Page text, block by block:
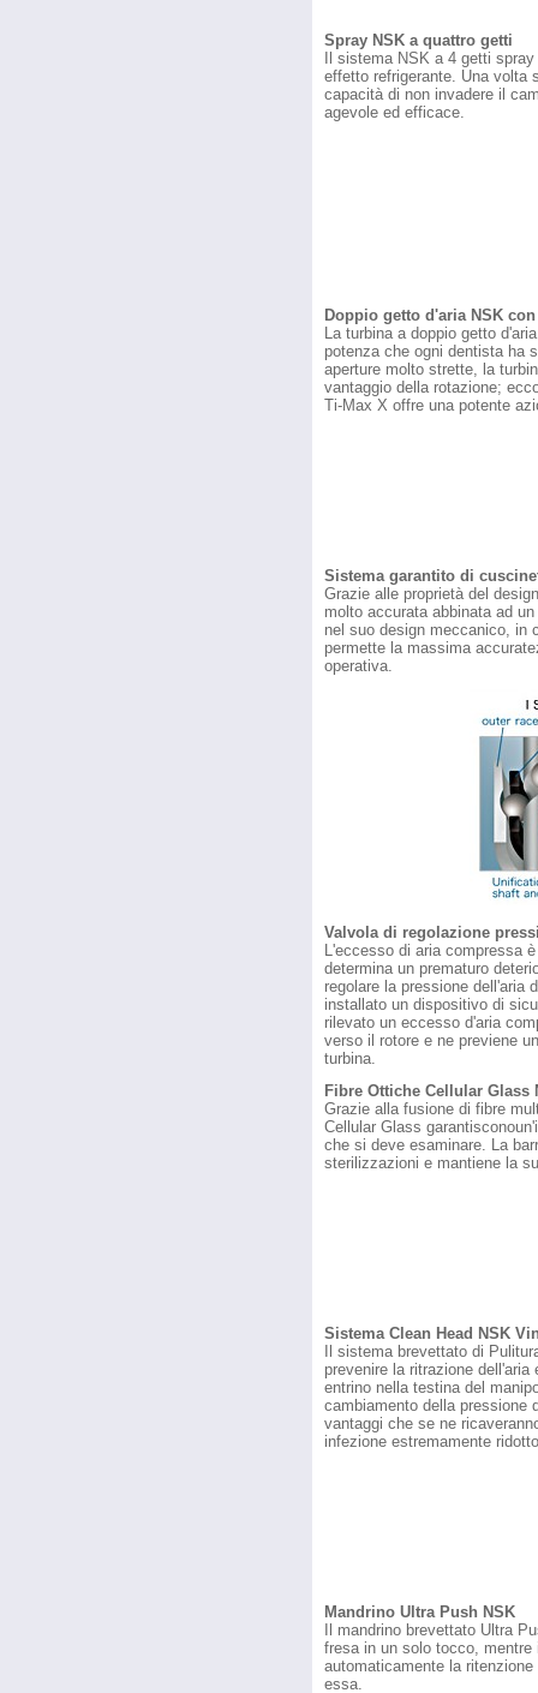
Spray NSK a quattro getti
Il sistema NSK a 4 getti
effetto refrigerante. Una volta
capacità di non invadere il
agevole ed efficace.
Doppio getto d'aria NSK
La turbina a doppio getto
potenza che ogni dentista ha
aperture molto strette, la
vantaggio della rotazione;
Ti-Max X offre una potente
Sistema garantito di
Grazie alle proprietà del
molto accurata abbinata ad
nel suo design meccanico, in
permette la massima
operativa.
Valvola di regolazione
L'eccesso di aria compressa
determina un prematuro
regolare la pressione dell'aria
installato un dispositivo di
rilevato un eccesso d'aria
verso il rotore e ne previene
turbina.
Fibre Ottiche Cellular Glass
Grazie alla fusione di fibre
Cellular Glass
che si deve esaminare. La
sterilizzazioni e mantiene la
Sistema Clean Head NSK
Il sistema brevettato di
prevenire la ritrazione
entrino nella testina del
cambiamento della pressione
vantaggi che se ne
infezione estremamente
Mandrino Ultra Push NSK
Il mandrino brevettato Ultra
fresa in un solo tocco,
automaticamente la
essa.